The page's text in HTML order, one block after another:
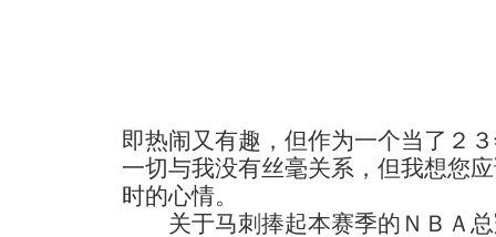
即热闹又有趣，但作为一个当了２
一切与我没有丝毫关系，但我想您
时的心情。
关于马刺捧起本赛季的ＮＢＡ总